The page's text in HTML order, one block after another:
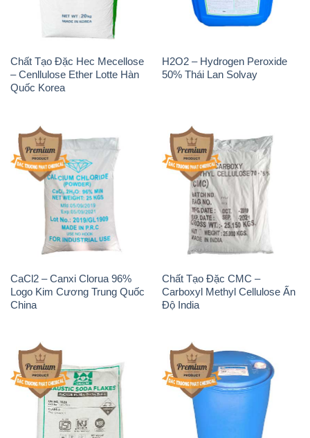
Chất Tạo Đặc Hec Mecellose
– Cenllulose Ether Lotte Hàn
Quốc Korea
H2O2 – Hydrogen Peroxide
50% Thái Lan Solvay
CaCl2 – Canxi Clorua 96%
Logo Kim Cương Trung Quốc
China
Chất Tạo Đặc CMC –
Carboxyl Methyl Cellulose Ấn
Độ India